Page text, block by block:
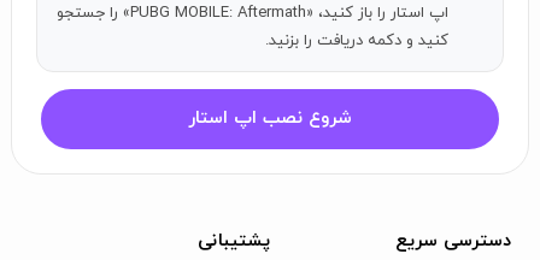
امکاناتی مانند کنترل‌های قابل تنظیم، حالت آموزش و چت صوتی
با دوستان. تجربه کنترل شگفت‌انگیز و واقع‌گرایانه‌ترین سلاح‌ها
را روی گوشی خود تجربه کنید.
PUBG MOBILE با بیشترین وفاداری اقلام و تجربه بازی را ارائه
می‌دهد. PUBG MOBILE می‌تواند هر خواسته‌ای که دارید را
به طور مداوم به بازی اضافه می‌شوند.
اپ استار را باز کنید، «PUBG MOBILE: Aftermath» را جستجو
کنید و دکمه دریافت را بزنید.
شروع نصب اپ استار
دسترسی سریع پشتیبانی